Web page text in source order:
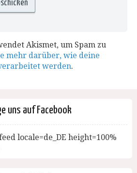
Akismet, um Spam zu
mehr darüber, wie deine
werden.
uns auf Facebook
locale=de_DE height=100%